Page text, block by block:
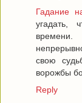
Гадание
угадать,
времени.
свою
ворожбы
Reply